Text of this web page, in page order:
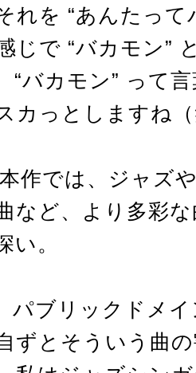
れを “あんたって
じで “バカモン”
“バカモン” って
カっとしますね
作では、ジャズ
など、より多彩
い。
パブリックドメ
ずとそういう曲